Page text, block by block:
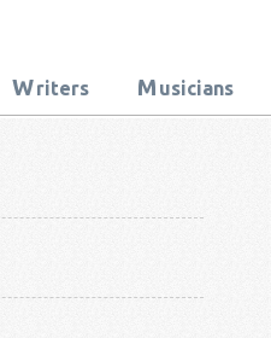
Writers M usicians